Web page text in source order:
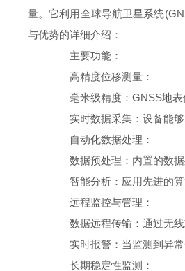
量。它利用全球导航卫星系统
与优势的详细介绍：
主要功能：
高精度位移测量：
毫米级精度：GNSS地表
实时数据采集：设备能够
自动化数据处理：
数据预处理：内置的数据
智能分析：应用先进的算
远程监控与管理：
数据远程传输：通过无线
实时报警：当监测到异常
长期稳定性监测：